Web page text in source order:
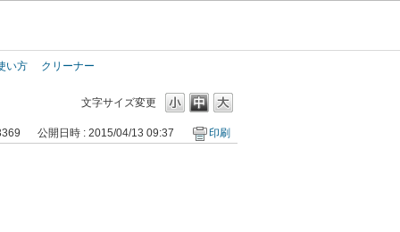
い方
クリーナー
文字サイズ変更
公開日時 : 2015/04/13 09:37 印刷